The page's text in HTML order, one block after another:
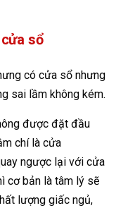
sổ
có cửa sổ nhưng
sai lầm không kém.
được đặt đầu
chí là cửa
ngược lại với cửa
cơ bản là tâm lý sẽ
lượng giấc ngủ,